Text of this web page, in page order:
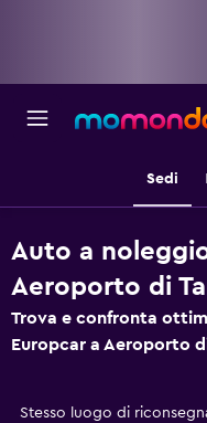
Sedi
Auto a
Aeroporto di
Trova e confronta
Europcar a Aeroporto
Stesso luogo di